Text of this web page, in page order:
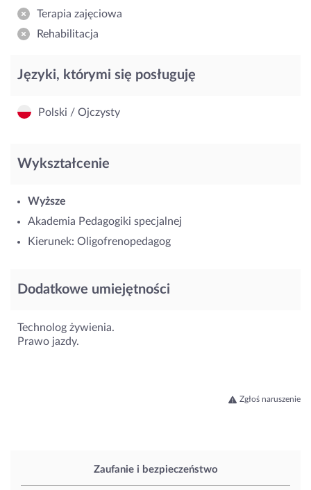
Zaufanie i bezpieczeństwo
Terapia zajęciowa
Rehabilitacja
Języki, którymi się posługuję
Polski / Ojczysty
Wykształcenie
Wyższe
Akademia Pedagogiki specjalnej
Kierunek: Oligofrenopedagog
Dodatkowe umiejętności
Technolog żywienia.
Prawo jazdy.
Zgłoś naruszenie